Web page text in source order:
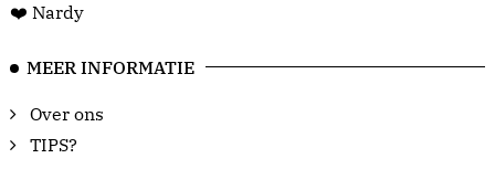
❤️ Nardy
MEER INFORMATIE
Over ons
TIPS?